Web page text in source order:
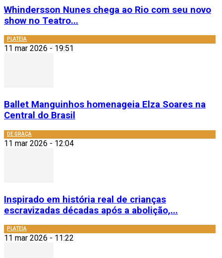
Whindersson Nunes chega ao Rio com seu novo
show no Teatro...
PLATEIA
11 mar 2026 - 19:51
Ballet Manguinhos homenageia Elza Soares na
Central do Brasil
DE GRAÇA
11 mar 2026 - 12:04
Inspirado em história real de crianças
escravizadas décadas após a abolição,...
PLATEIA
11 mar 2026 - 11:22